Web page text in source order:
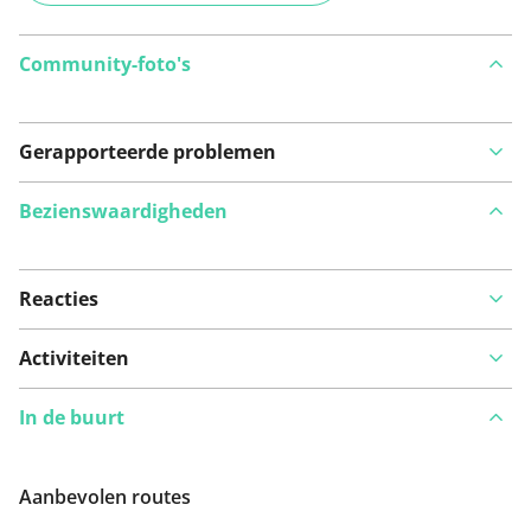
Community-foto's
Gerapporteerde problemen
Bekijk op kaart
Iets opgevallen op deze route?
Bezienswaardigheden
Reacties
Activiteiten
In de buurt
Aanbevolen routes